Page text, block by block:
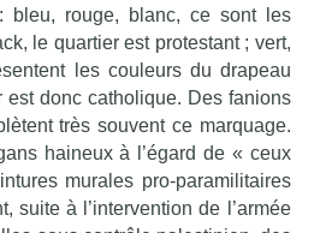
bleu, rouge, blanc, ce sont les
le quartier est protestant ; vert,
les couleurs du drapeau
est donc catholique. Des fanions
très souvent ce marquage.
haineux à l’égard de « ceux
murales pro-paramilitaires
suite à l’intervention de l’armée